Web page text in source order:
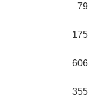
79
175
606
355